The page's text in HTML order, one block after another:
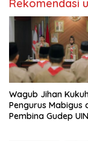
Rekomendasi
Wagub Jihan
Pengurus Mabigus
Pembina Gudep